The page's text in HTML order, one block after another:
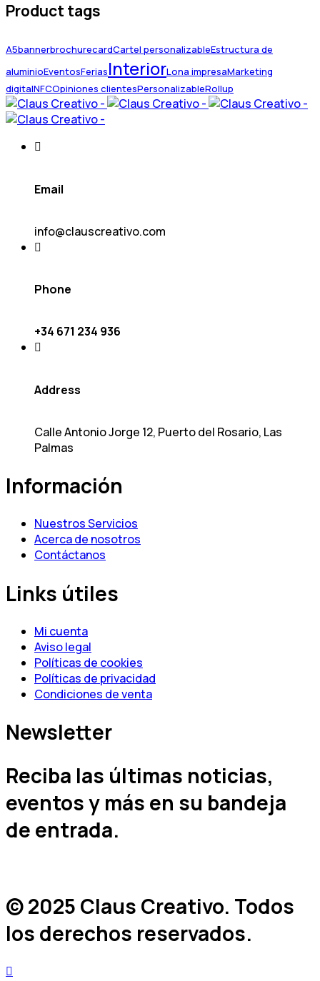
Product tags
A5bannerbrochurecardCartel personalizableEstructura de
aluminioEventosFeriasInteriorLona impresaMarketing
digitalNFCOpiniones clientesPersonalizableRollup
Email
info@clauscreativo.com
Phone
+34 671 234 936
Address
Calle Antonio Jorge 12, Puerto del Rosario, Las
Palmas
Información
Nuestros Servicios
Acerca de nosotros
Contáctanos
Links útiles
Mi cuenta
Aviso legal
Políticas de cookies
Políticas de privacidad
Condiciones de venta
Newsletter
Reciba las últimas noticias,
eventos y más en su bandeja
de entrada.
© 2025 Claus Creativo. Todos
los derechos reservados.